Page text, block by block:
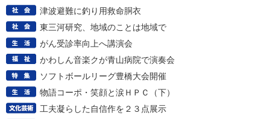
津波避難に釣り用救命胴衣
東三河研究、地域のことは地域で
がん受診率向上へ講演会
かわしん音楽クが青山病院で演奏会
ソフトボールリーグ豊橋大会開催
物語コーポ・笑顔と涙ＨＰＣ（下）
工夫凝らした自信作を２３点展示